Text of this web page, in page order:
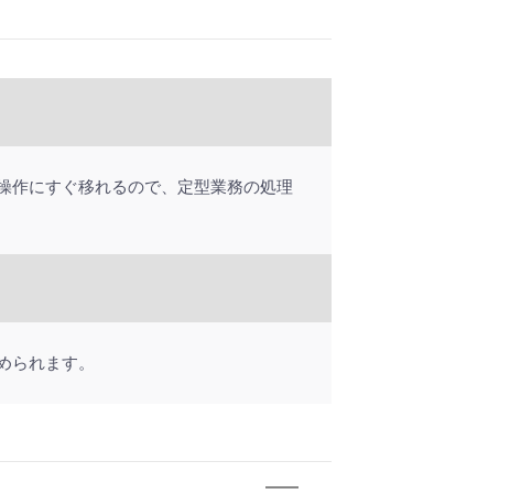
作にすぐ移れるので、定型業務の処理
れます。